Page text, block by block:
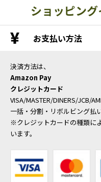
ショッピン
お支払い方法
決済方法は、
Amazon Pay
クレジットカード
VISA/MASTER/DINERS/JCB/
一括・分割・リボルビング払
※クレジットカードの種類に
います。